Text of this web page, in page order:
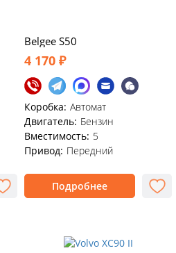
Belgee S50
4 170 ₽
Коробка: Автомат
Двигатель: Бензин
Вместимость: 5
Привод: Передний
Подробнее